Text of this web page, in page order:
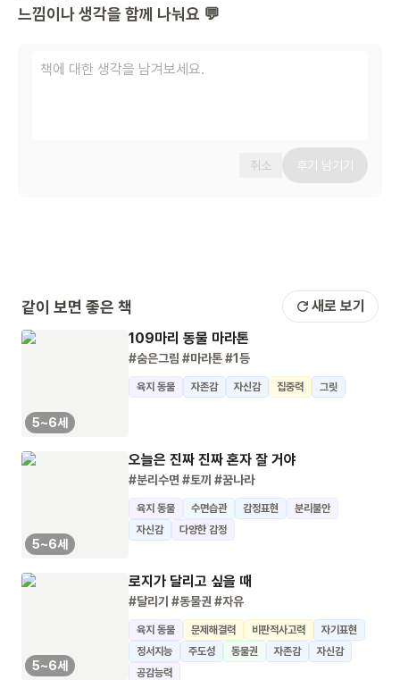
느낌이나 생각을 함께 나눠요 💬
취소 후기 남기기
같이 보면 좋은 책 새로 보기
5~6세
109마리 동물 마라톤
#숨은그림 #마라톤#1등
육지 동물 자존감 자신감 집중력 그릿
5~6세
오늘은 진짜 진짜 혼자 잘 거야
#분리수면 #토끼 #꿈나라
육지 동물 수면습관 감정표현
분리불안
자신감
다양한 감정
5~6세
로지가 달리고 싶을 때
#달리기 #동물권 #자유
육지 동물 문제해결력 비판적사고력
자기표현
정서지능
주도성 동물권 자존감
자신감
공감능력